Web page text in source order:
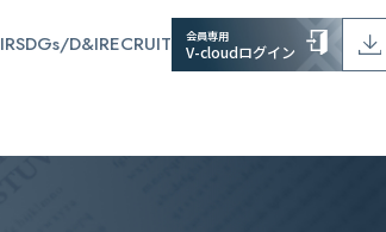
IRSDGs/D&IRECRUIT 会員専用
V-cloudログイン